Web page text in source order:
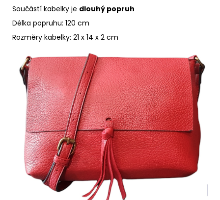
Součástí kabelky je dlouhý popruh
Délka popruhu: 120 cm
Rozměry kabelky: 21 x 14 x 2 cm